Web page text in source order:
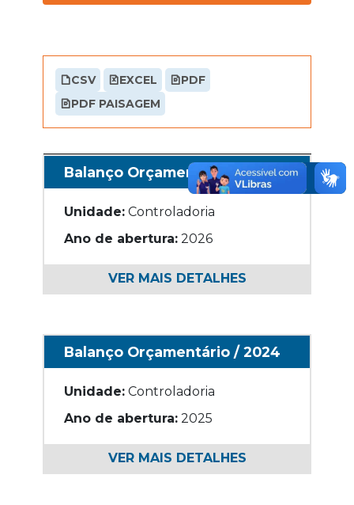
CSV EXCEL
PDF
PDF PAISAGEM
Balanço Orçamentário / 2025
Unidade: Controladoria
Ano de abertura: 2026
VER MAIS DETALHES
Balanço Orçamentário / 2024
Unidade: Controladoria
Ano de abertura: 2025
VER MAIS DETALHES